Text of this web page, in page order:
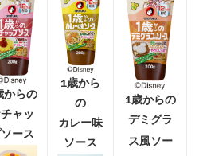
からの
ャッ
ース
1歳から
の
カレー味
ソース
1歳からの
デミグラ
ス風ソー